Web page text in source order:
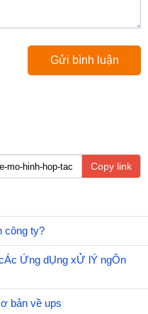
Copy link
công ty?
Ứng dỤng xỬ lÝ ngÔn
bản về ups